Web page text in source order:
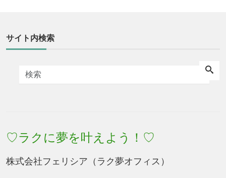
サイト内検索
♡ラクに夢を叶えよう！♡
株式会社フェリシア（ラク夢オフィス）